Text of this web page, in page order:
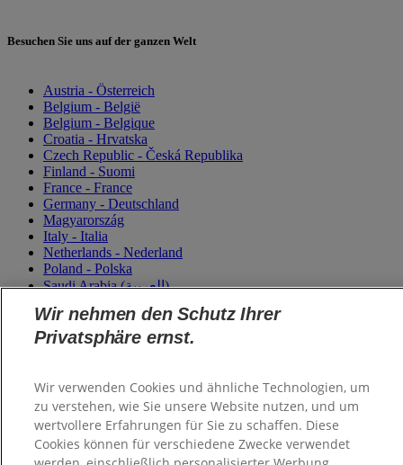
Besuchen Sie uns auf der ganzen Welt
Austria - Österreich
Belgium - België
Belgium - Belgique
Croatia - Hrvatska
Czech Republic - Česká Republika
Finland - Suomi
France - France
Germany - Deutschland
Magyarország
Italy - Italia
Netherlands - Nederland
Poland - Polska
Saudi Arabia (العربية)
Slovensko
Slovenija
Switzerland (Schweiz)
Turkey - Türkiye
Ukraine - Україна
Wir nehmen den Schutz Ihrer
Privatsphäre ernst.
Wir verwenden Cookies und ähnliche Technologien, um
zu verstehen, wie Sie unsere Website nutzen, und um
wertvollere Erfahrungen für Sie zu schaffen. Diese
Cookies können für verschiedene Zwecke verwendet